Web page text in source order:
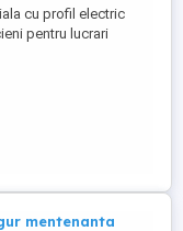
cu profil electric
pentru lucrari
de bransamente din
de conducere
Oferim salariu
mentenanta